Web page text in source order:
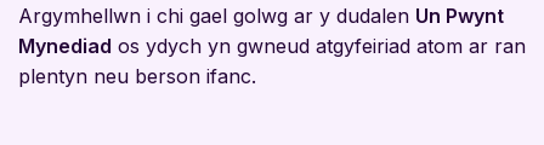
Argymhellwn i chi gael golwg ar y dudalen Un Pwynt
Mynediad os ydych yn gwneud atgyfeiriad atom ar ran
plentyn neu berson ifanc.